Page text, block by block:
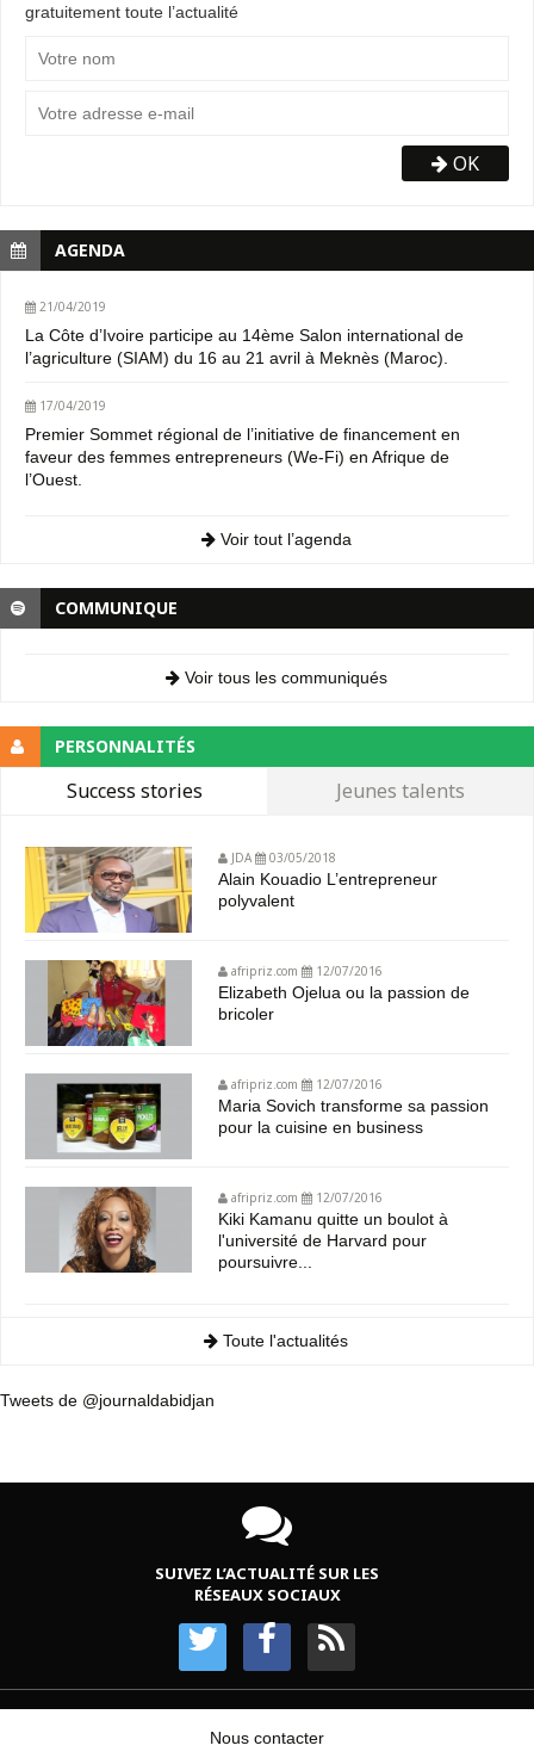
gratuitement toute l’actualité
OK
AGENDA
21/04/2019
La Côte d’Ivoire participe au 14ème Salon international de
l’agriculture (SIAM) du 16 au 21 avril à Meknès (Maroc).
17/04/2019
Premier Sommet régional de l’initiative de financement en
faveur des femmes entrepreneurs (We-Fi) en Afrique de
l’Ouest.
Voir tout l’agenda
COMMUNIQUE
Voir tous les communiqués
PERSONNALITÉS
Success stories Jeunes talents
JDA 03/05/2018
Alain Kouadio L’entrepreneur
polyvalent
afripriz.com 12/07/2016
Elizabeth Ojelua ou la passion de
bricoler
afripriz.com 12/07/2016
Maria Sovich transforme sa passion
pour la cuisine en business
afripriz.com 12/07/2016
Kiki Kamanu quitte un boulot à
l'université de Harvard pour
poursuivre...
Toute l'actualités
Tweets de @journaldabidjan
SUIVEZ L’ACTUALITÉ SUR LES
RÉSEAUX SOCIAUX
Nous contacter